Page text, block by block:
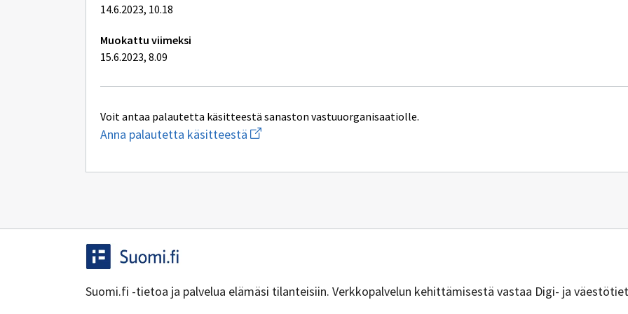
14.6.2023, 10.18
Muokattu viimeksi
15.6.2023, 8.09
Voit antaa palautetta käsitteestä sanaston vastuuorganisaatiolle.
Anna palautetta käsitteestä Aloita
uuden
kirjoitus
Suomi.fi -tietoa ja palvelua elämäsi tilanteisiin. Verkkopalvelun kehittämisestä vastaa Digi- ja